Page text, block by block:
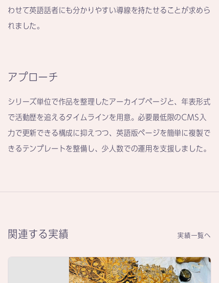
わせて英語話者にも分かりやすい導線を持たせることが求めら
れました。
アプローチ
シリーズ単位で作品を整理したアーカイブページと、年表形式
で活動歴を追えるタイムラインを用意。必要最低限のCMS入
力で更新できる構成に抑えつつ、英語版ページを簡単に複製で
きるテンプレートを整備し、少人数での運用を支援しました。
関連する実績 実績一覧へ